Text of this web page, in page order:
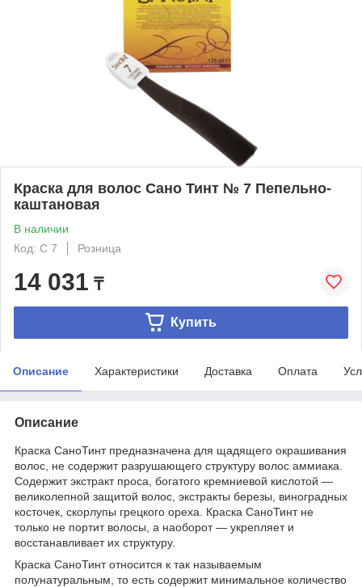
Краска для волос Сано Тинт № 7 Пепельно-
каштановая
В наличии
Код: С 7
Розница
14 031 ₸
Купить
Описание Характеристики Доставка Оплата
Описание
Краска СаноТинт предназначена для щадящего окрашивания
волос, не содержит разрушающего структуру волос аммиака.
Содержит экстракт проса, богатого кремниевой кислотой —
великолепной защитой волос, экстракты березы, виноградных
косточек, скорлупы грецкого ореха. Краска СаноТинт не
только не портит волосы, а наоборот — укрепляет и
восстанавливает их структуру.
Краска СаноТинт относится к так называемым
полунатуральным, то есть содержит минимальное количество